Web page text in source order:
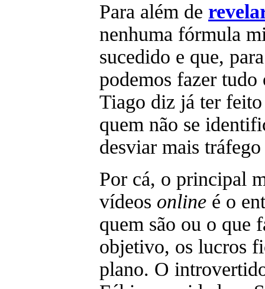
Para além de
nenhuma fórmula
sucedido e que,
podemos fazer
Tiago diz já ter
quem não se
desviar mais
Por cá, o principal
vídeos online é o
quem são ou o que
objetivo, os lucros
plano. O